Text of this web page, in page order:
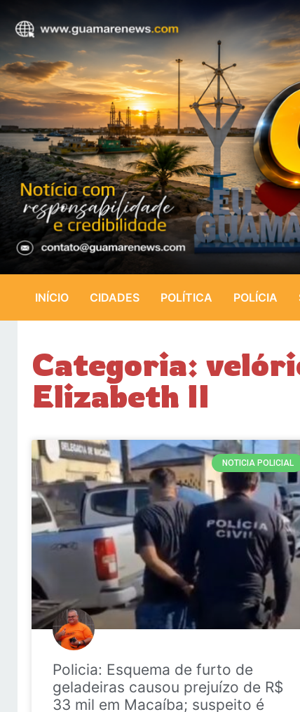
INÍCIO CIDADES POLÍTICA POLÍCIA
Categoria:
Elizabeth II
NOTICIA POLICIAL
Policia: Esquema de furto de
geladeiras causou prejuízo de R$
33 mil em Macaíba; suspeito é